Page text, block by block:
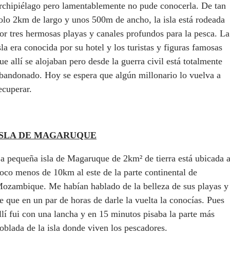
pero lamentablemente no pude conocerla. De tan
2km de largo y unos 500m de ancho, la isla está rodeada
tres hermosas playas y canales profundos para la pesca. La
era conocida por su hotel y los turistas y figuras famosas
allí se alojaban pero desde la guerra civil está totalmente
Hoy se espera que algún millonario lo vuelva a
DE MAGARUQUE
pequeña isla de Magaruque de 2km² de tierra está ubicada a
menos de 10km al este de la parte continental de
Me habían hablado de la belleza de sus playas y
que en un par de horas de darle la vuelta la conocías. Pues
fui con una lancha y en 15 minutos pisaba la parte más
de la isla donde viven los pescadores.